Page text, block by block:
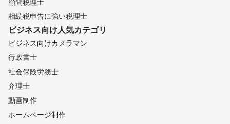
顧問税理士
相続税申告に強い税理士
ビジネス向け人気カテゴリ
ビジネス向けカメラマン
行政書士
社会保険労務士
弁理士
動画制作
ホームページ制作